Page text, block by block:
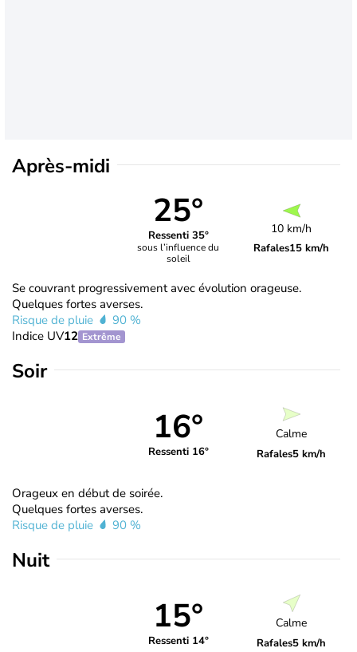
Après-midi
25°
Ressenti 35°
sous l’influence du
soleil
10 km/h
Rafales15 km/h
Se couvrant progressivement avec évolution orageuse.
Quelques fortes averses.
Risque de pluie
90 %
Indice UV12 Extrême
Soir
16°
Ressenti 16°
Calme
Rafales5 km/h
Orageux en début de soirée.
Quelques fortes averses.
Risque de pluie
90 %
Nuit
15°
Ressenti 14°
Calme
Rafales5 km/h